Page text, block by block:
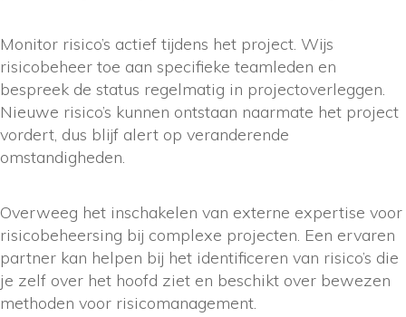
Monitor risico’s actief tijdens het project. Wijs
risicobeheer toe aan specifieke teamleden en
bespreek de status regelmatig in projectoverleggen.
Nieuwe risico’s kunnen ontstaan naarmate het project
vordert, dus blijf alert op veranderende
omstandigheden.
Overweeg het inschakelen van externe expertise voor
risicobeheersing bij complexe projecten. Een ervaren
partner kan helpen bij het identificeren van risico’s die
je zelf over het hoofd ziet en beschikt over bewezen
methoden voor risicomanagement.